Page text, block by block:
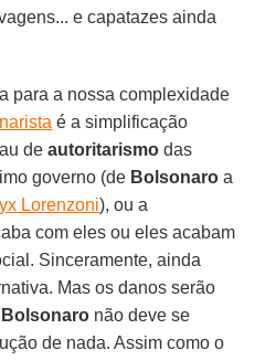
e capatazes ainda
para a nossa complexidade
é a simplificação
deautoritarismo das
governo (de Bolsonaro a
Lorenzoni), ou a
com eles ou eles acabam
Sinceramente, ainda
Mas os danos serão
não deve se
de nada. Assim como o